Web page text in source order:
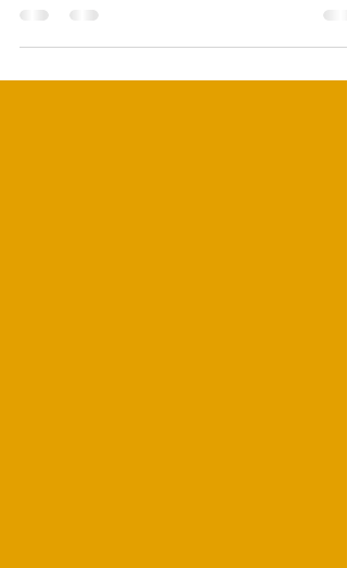
attentif, sans jugement, à ce qu’il se passe dans